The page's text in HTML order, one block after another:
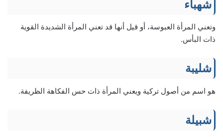
شهباء
وتعني المرأة العبوسة، أو قيل أنها قد تعني المرأة الشديدة القوية
ذات البأس.
شليبة
هو اسم من أصول تركية ويعني المرأة ذات حس الفكاهة الظريفة.
شبيلة